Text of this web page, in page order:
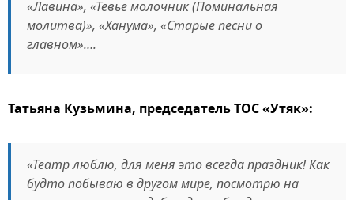
«Лавина», «Тевье молочник (Поминальная
молитва)», «Ханума», «Старые песни о
главном»….
Татьяна Кузьмина, председатель ТОС «Утяк»:
«Театр люблю, для меня это всегда праздник! Как
будто побываю в другом мире, посмотрю на